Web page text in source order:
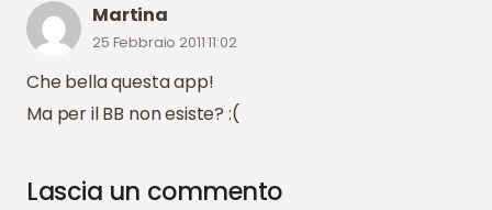
Martina
25 Febbraio 2011 11:02
Che bella questa app!
Ma per il BB non esiste? :(
Lascia un commento